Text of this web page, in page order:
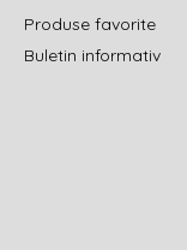
Produse favorite
Buletin informativ